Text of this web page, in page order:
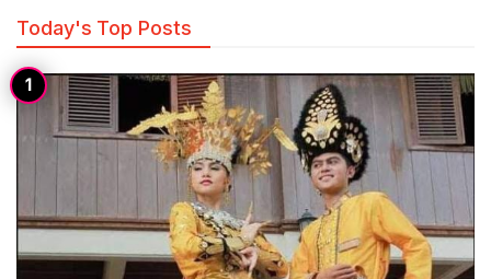
Today's Top Posts